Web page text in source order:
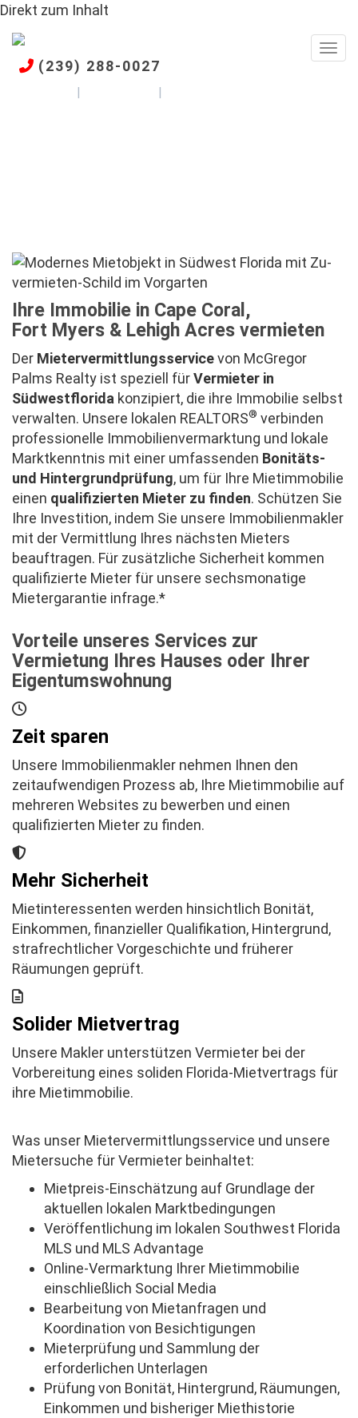
Direkt zum Inhalt
(239) 288-0027
Ihre Immobilie in Cape Coral,
Fort Myers & Lehigh Acres vermieten
Der Mietervermittlungsservicevon McGregor
Palms Realty ist speziell fürVermieter in
Südwestflorida konzipiert, die ihre Immobilie selbst
verwalten. Unsere lokalen REALTORS® verbinden
professionelle Immobilienvermarktung und lokale
Marktkenntnis mit einer umfassenden Bonitäts-
und Hintergrundprüfung, um für Ihre Mietimmobilie
einen qualifizierten Mieter zu finden. Schützen Sie
Ihre Investition, indem Sie unsere Immobilienmakler
mit der Vermittlung Ihres nächsten Mieters
beauftragen. Für zusätzliche Sicherheit kommen
qualifizierte Mieter für unsere sechsmonatige
Mietergarantie infrage.*
Vorteile unseres Services zur
Vermietung Ihres Hauses oder Ihrer
Eigentumswohnung
Zeit sparen
Unsere Immobilienmakler nehmen Ihnen den
zeitaufwendigen Prozess ab, Ihre Mietimmobilie auf
mehreren Websites zu bewerben und einen
qualifizierten Mieter zu finden.
Mehr Sicherheit
Mietinteressenten werden hinsichtlich Bonität,
Einkommen, finanzieller Qualifikation, Hintergrund,
strafrechtlicher Vorgeschichte und früherer
Räumungen geprüft.
Solider Mietvertrag
Unsere Makler unterstützen Vermieter bei der
Vorbereitung eines soliden Florida-Mietvertrags für
ihre Mietimmobilie.
Was unser Mietervermittlungsservice und unsere
Mietersuche für Vermieter beinhaltet:
Mietpreis-Einschätzung auf Grundlage der
aktuellen lokalen Marktbedingungen
Veröffentlichung im lokalen Southwest Florida
MLS und MLS Advantage
Online-Vermarktung Ihrer Mietimmobilie
einschließlich Social Media
Bearbeitung von Mietanfragen und
Koordination von Besichtigungen
Mieterprüfung und Sammlung der
erforderlichen Unterlagen
Prüfung von Bonität, Hintergrund, Räumungen,
Einkommen und bisheriger Miethistorie